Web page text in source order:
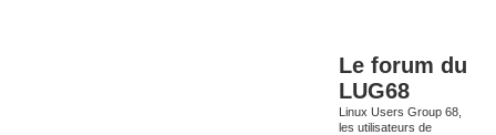
Le forum du
LUG68
Linux Users Group 68,
les utilisateurs de